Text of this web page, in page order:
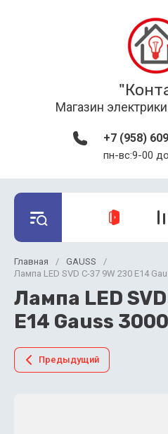
Магазин
+7 (958)
пн-вс:9-00
Главная / GAUSS
/
Лампа LED SVD C-37 9W 230 E14
Лампа LED
E14 Gauss
Предыдущий